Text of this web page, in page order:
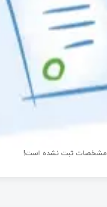
مشخصات ثبت نشده است!